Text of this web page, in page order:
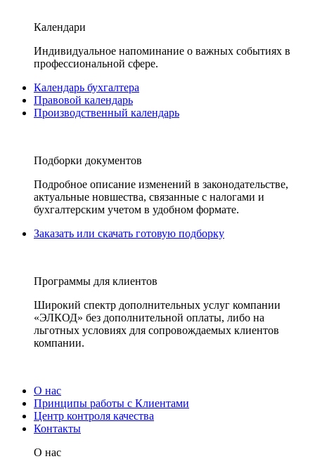
Календари
Индивидуальное напоминание о важных событиях в
профессиональной сфере.
Календарь бухгалтера
Правовой календарь
Производственный календарь
Подборки документов
Подробное описание изменений в законодательстве,
актуальные новшества, связанные с налогами и
бухгалтерским учетом в удобном формате.
Заказать или скачать готовую подборку
Программы для клиентов
Широкий спектр дополнительных услуг компании
«ЭЛКОД» без дополнительной оплаты, либо на
льготных условиях для сопровождаемых клиентов
компании.
О нас
Принципы работы с Клиентами
Центр контроля качества
Контакты
О нас